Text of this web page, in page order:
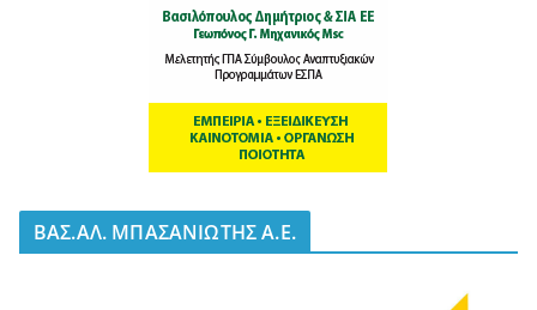
BΑΣ.ΑΛ. ΜΠΑΣΑΝΙΩΤΗΣ Α.Ε.